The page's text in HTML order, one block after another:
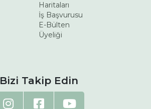
Haritaları
İş Başvurusu
E-Bülten
Üyeliği
Bizi Takip Edin